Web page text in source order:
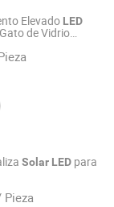
Elevado LED
de Vidrio
Solar LED para
Pieza
Energy